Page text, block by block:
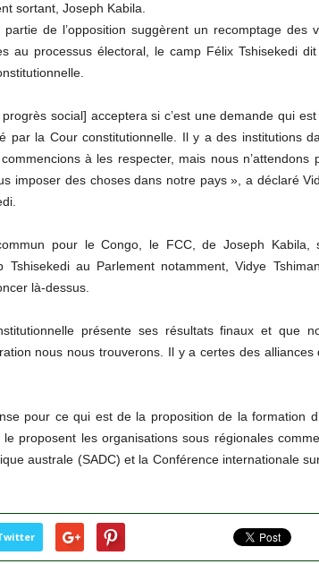
sortant, Joseph Kabila.
de l’opposition suggèrent un recomptage des
au processus électoral, le camp Félix Tshisekedi
social] acceptera si c’est une demande qui est
par la Cour constitutionnelle. Il y a des institutions
à les respecter, mais nous n’attendons
imposer des choses dans notre pays », a déclaré
pour le Congo, le FCC, de Joseph Kabila,
Tshisekedi au Parlement notamment, Vidye
là-dessus.
présente ses résultats finaux et que
nous nous trouverons. Il y a certes des alliances
pour ce qui est de la proposition de la formation
proposent les organisations sous régionales
australe (SADC) et la Conférence internationale